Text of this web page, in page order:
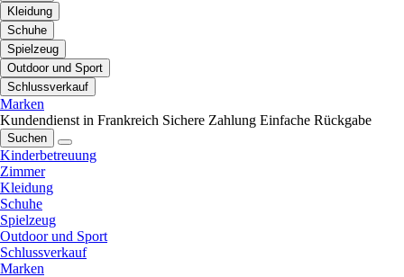
Kleidung
Schuhe
Spielzeug
Outdoor und Sport
Schlussverkauf
Marken
Kundendienst in Frankreich Sichere Zahlung Einfache Rückgabe
Suchen
Kinderbetreuung
Zimmer
Kleidung
Schuhe
Spielzeug
Outdoor und Sport
Schlussverkauf
Marken